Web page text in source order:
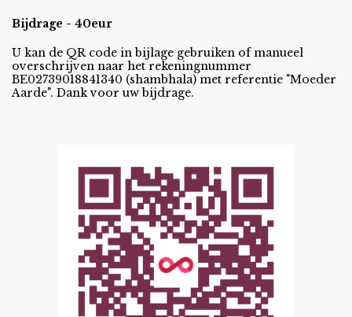
Bijdrage - 40eur
U kan de QR code in bijlage gebruiken of manueel
overschrijven naar het rekeningnummer
BE02739018841340 (shambhala) met referentie "Moeder
Aarde". Dank voor uw bijdrage.